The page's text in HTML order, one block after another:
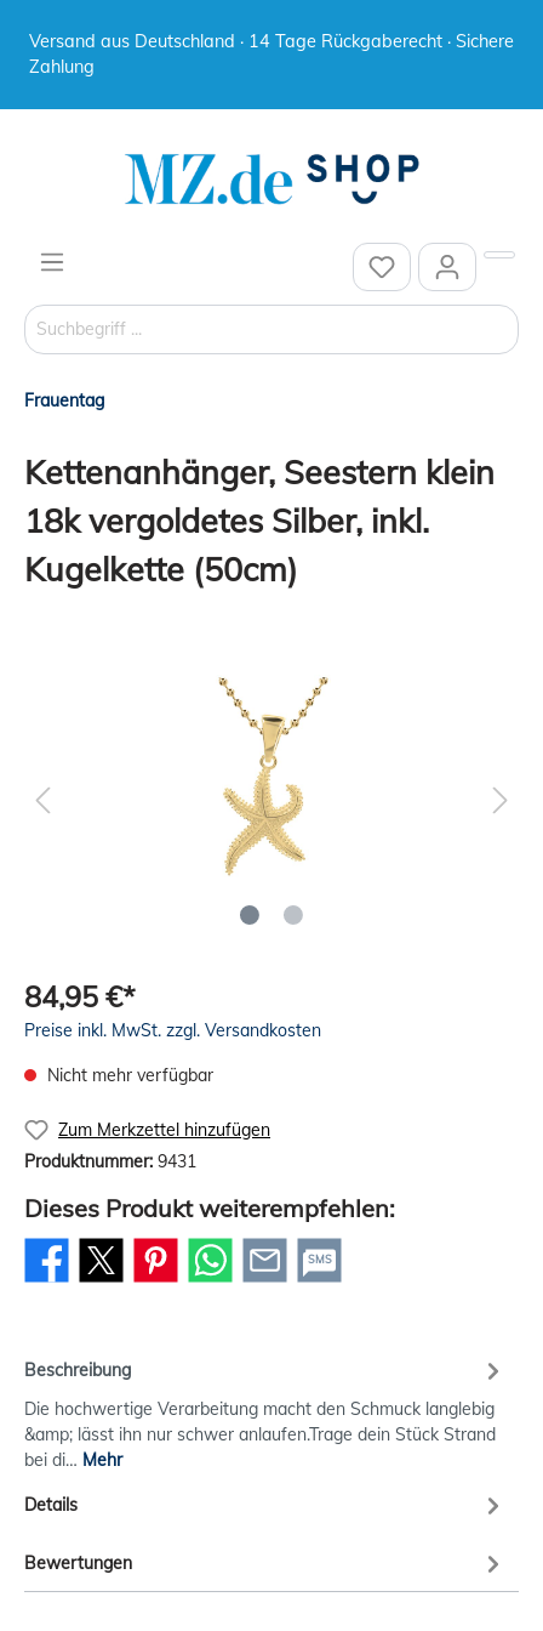
Versand aus Deutschland · 14 Tage Rückgaberecht · Sichere
Zahlung
Frauentag
Kettenanhänger, Seestern klein
18k vergoldetes Silber, inkl.
Kugelkette (50cm)
84,95 €*
Preise inkl. MwSt. zzgl. Versandkosten
Nicht mehr verfügbar
Zum Merkzettel hinzufügen
Produktnummer: 9431
Dieses Produkt weiterempfehlen:
SMS
Beschreibung
Die hochwertige Verarbeitung macht den Schmuck langlebig
&amp; lässt ihn nur schwer anlaufen.Trage dein Stück Strand
bei di… Mehr
Details
Bewertungen